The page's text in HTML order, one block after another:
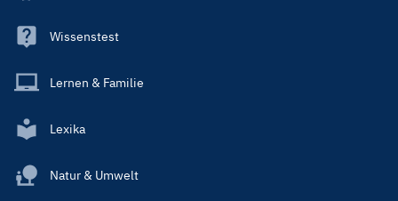
Wissenstest
Lernen & Familie
Lexika
Natur & Umwelt